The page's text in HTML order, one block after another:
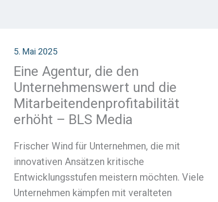
5. Mai 2025
Eine Agentur, die den
Unternehmenswert und die
Mitarbeitendenprofitabilität
erhöht – BLS Media
Frischer Wind für Unternehmen, die mit
innovativen Ansätzen kritische
Entwicklungsstufen meistern möchten. Viele
Unternehmen kämpfen mit veralteten